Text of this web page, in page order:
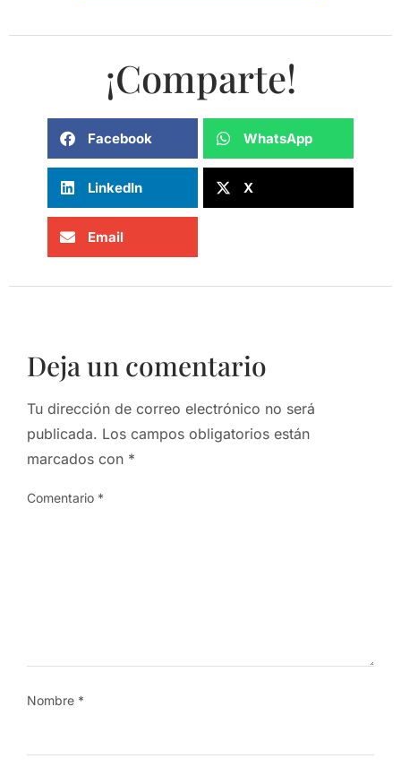
¡Comparte!
Facebook WhatsApp
LinkedIn X
Email
Deja un comentario
Tu dirección de correo electrónico no será
publicada. Los campos obligatorios están
marcados con *
Comentario *
Nombre *